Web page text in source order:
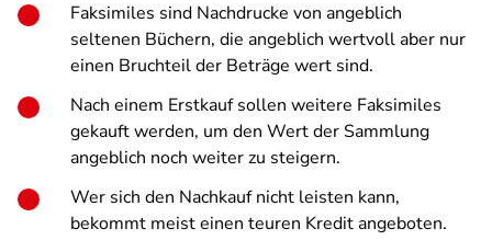
Faksimiles sind Nachdrucke von angeblich
seltenen Büchern, die angeblich wertvoll aber nur
einen Bruchteil der Beträge wert sind.
Nach einem Erstkauf sollen weitere Faksimiles
gekauft werden, um den Wert der Sammlung
angeblich noch weiter zu steigern.
Wer sich den Nachkauf nicht leisten kann,
bekommt meist einen teuren Kredit angeboten.